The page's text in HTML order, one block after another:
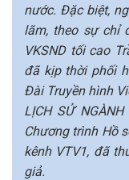
nước. Đặc biệt,
lãm, theo sự chỉ
VKSND tối cao
đã kịp thời phối
Đài Truyền hình
LỊCH SỬ
Chương trình Hồ
kênh VTV1, đã
giả.